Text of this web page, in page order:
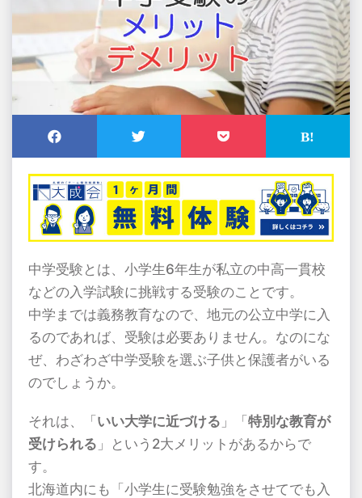
中学受験とは、小学生6年生が私立の中高一貫校
などの入学試験に挑戦する受験のことです。
中学までは義務教育なので、地元の公立中学に入
るのであれば、受験は必要ありません。なのにな
ぜ、わざわざ中学受験を選ぶ子供と保護者がいる
のでしょうか。
それは、「いい大学に近づける 」「特別な教育が
受けられる 」という 2大メリットがあるからで
す。
北海道内にも「小学生に受験勉強をさせてでも入